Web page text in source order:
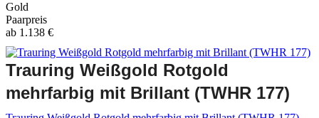
Gold
Paarpreis
ab 1.138 €
Trauring Weißgold Rotgold
mehrfarbig mit Brillant (TWHR 177)